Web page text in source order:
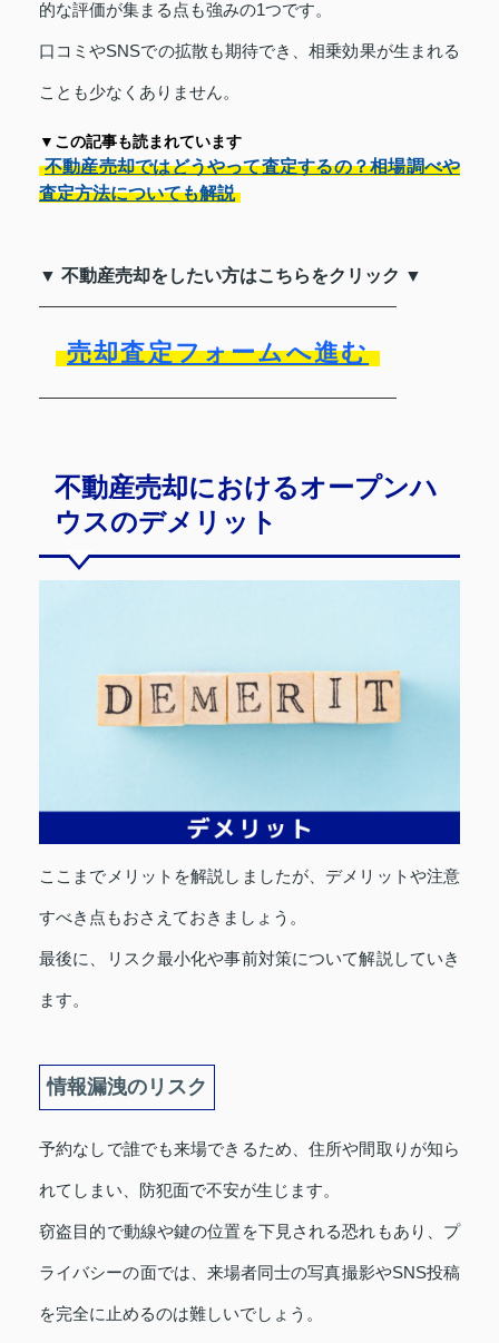
的な評価が集まる点も強みの1つです。
口コミやSNSでの拡散も期待でき、相乗効果が生まれる
ことも少なくありません。
▼この記事も読まれています
不動産売却ではどうやって査定するの？相場調べや
査定方法についても解説
▼ 不動産売却をしたい方はこちらをクリック ▼
売却査定フォームへ進む
不動産売却におけるオープンハ
ウスのデメリット
ここまでメリットを解説しましたが、デメリットや注意
すべき点もおさえておきましょう。
最後に、リスク最小化や事前対策について解説していき
ます。
情報漏洩のリスク
予約なしで誰でも来場できるため、住所や間取りが知ら
れてしまい、防犯面で不安が生じます。
窃盗目的で動線や鍵の位置を下見される恐れもあり、プ
ライバシーの面では、来場者同士の写真撮影やSNS投稿
を完全に止めるのは難しいでしょう。